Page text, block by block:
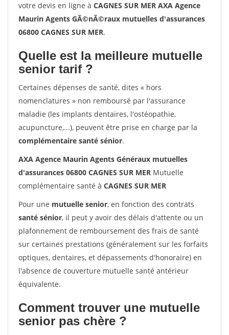
votre devis en ligne à CAGNES SUR MER AXA Agence
Maurin Agents GÃ©nÃ©raux mutuelles d'assurances
06800 CAGNES SUR MER.
Quelle est la meilleure mutuelle
senior tarif ?
Certaines dépenses de santé, dites « hors
nomenclatures » non remboursé par l'assurance
maladie (les implants dentaires, l'ostéopathie,
acupuncture,...), peuvent être prise en charge par la
complémentaire santé sénior.
AXA Agence Maurin Agents Généraux mutuelles
d'assurances 06800 CAGNES SUR MER Mutuelle
complémentaire santé à CAGNES SUR MER
Pour une mutuelle senior, en fonction des contrats
santé sénior, il peut y avoir des délais d'attente ou un
plafonnement de remboursement des frais de santé
sur certaines prestations (généralement sur les forfaits
optiques, dentaires, et dépassements d'honoraire) en
l'absence de couverture mutuelle santé antérieur
équivalente.
Comment trouver une mutuelle
senior pas chère ?